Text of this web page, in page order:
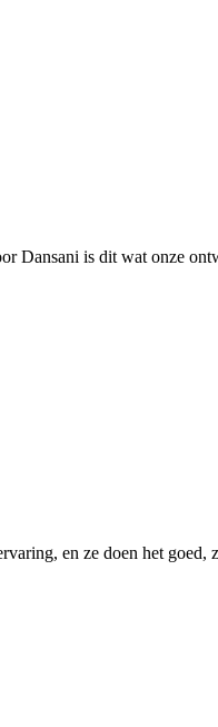
Dansani is dit wat onze
en ze doen het goed,